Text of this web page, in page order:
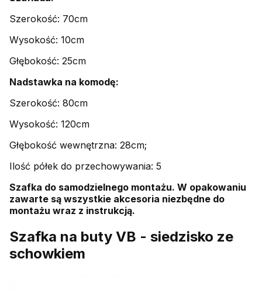
Szerokość: 70cm
Wysokość: 10cm
Głębokość: 25cm
Nadstawka na komodę:
Szerokość: 80cm
Wysokość: 120cm
Głębokość wewnętrzna: 28cm;
Ilość półek do przechowywania: 5
Szafka do samodzielnego montażu. W opakowaniu
zawarte są wszystkie akcesoria niezbędne do
montażu wraz z instrukcją.
Szafka na buty VB - siedzisko ze
schowkiem